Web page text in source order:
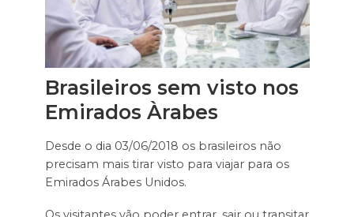
Brasileiros sem visto nos
Emirados Àrabes
Desde o dia 03/06/2018 os brasileiros não
precisam mais tirar visto para viajar para os
Emirados Árabes Unidos.